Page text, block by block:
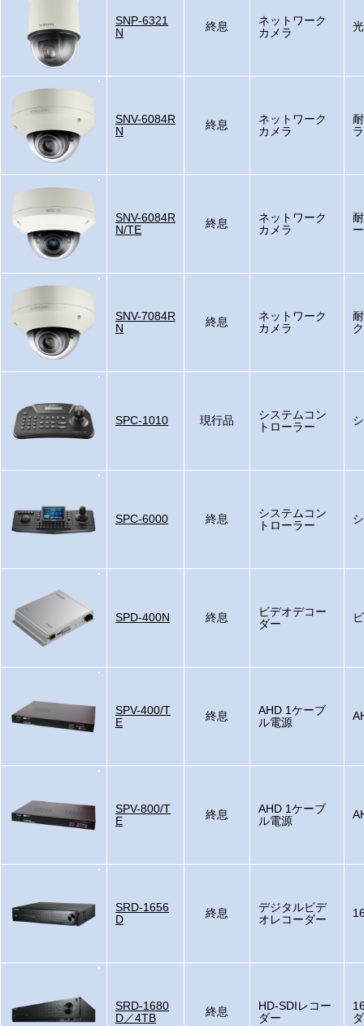
SNP-6321
N
終息
ネットワーク
カメラ
SNV-6084R
N
終息
ネットワーク
カメラ
ラ
SNV-6084R
N/TE
終息
ネットワーク
カメラ
SNV-7084R
N
終息
ネットワーク
カメラ
SPC-1010 現行品
システムコン
トローラー
SPC-6000 終息
システムコン
トローラー
SPD-400N 終息
ビデオデコー
ダー
SPV-400/T
E
終息
AHD 1ケーブ
ル電源
SPV-800/T
E
終息
AHD 1ケーブ
ル電源
SRD-1656
D
終息
デジタルビデ
オレコーダー
SRD-1680
D／4TB
終息
HD-SDIレコー
ダー